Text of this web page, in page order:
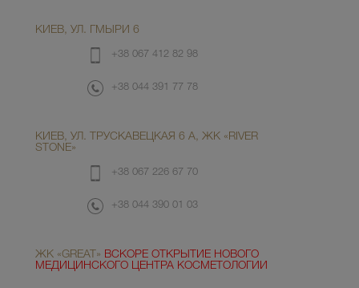
КИЕВ, УЛ. ГМЫРИ 6
+38 067 412 82 98
+38 044 391 77 78
КИЕВ, УЛ. ТРУСКАВЕЦКАЯ 6 А, ЖК «RIVER
STONE»
+38 067 226 67 70
+38 044 390 01 03
ЖК «GREAT» ВСКОРЕ ОТКРЫТИЕ НОВОГО
МЕДИЦИНСКОГО ЦЕНТРА КОСМЕТОЛОГИИ